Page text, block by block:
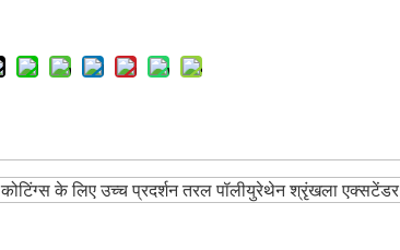
कोटिंग्स के लिए उच्च प्रदर्शन तरल पॉलीयुरेथेन श्रृंखला एक्सटेंडर